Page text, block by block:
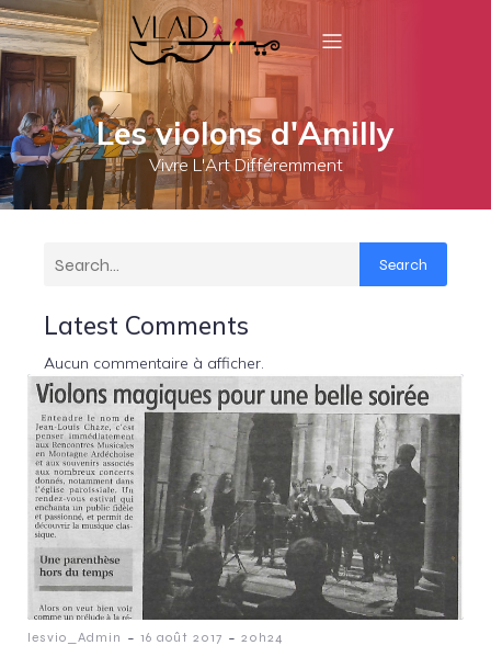
Les violons d'Amilly
Vivre L'Art Différemment
Search
Latest Comments
Aucun commentaire à afficher.
lesvio_Admin - 16 août 2017 - 20h24